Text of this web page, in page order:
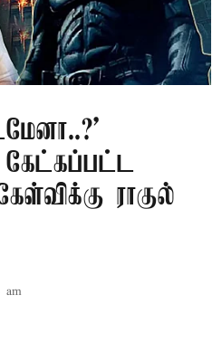
கேட்கப்பட்ட
ராகுல்
am